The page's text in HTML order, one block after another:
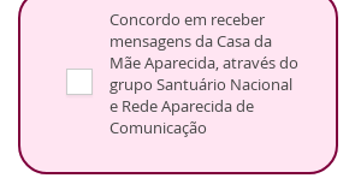
Concordo em receber
mensagens da Casa da
Mãe Aparecida, através do
grupo Santuário Nacional
e Rede Aparecida de
Comunicação